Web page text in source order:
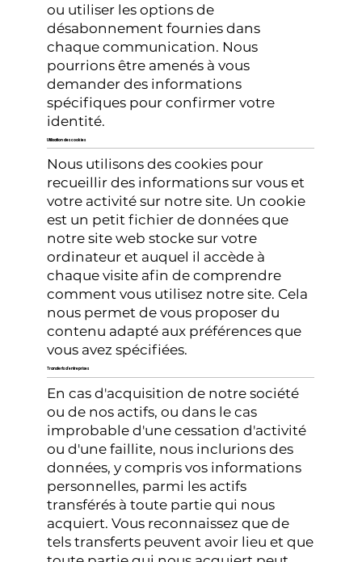
ou utiliser les options de
désabonnement fournies dans
chaque communication. Nous
pourrions être amenés à vous
demander des informations
spécifiques pour confirmer votre
identité.
Utilisation des cookies
Nous utilisons des cookies pour
recueillir des informations sur vous et
votre activité sur notre site. Un cookie
est un petit fichier de données que
notre site web stocke sur votre
ordinateur et auquel il accède à
chaque visite afin de comprendre
comment vous utilisez notre site. Cela
nous permet de vous proposer du
contenu adapté aux préférences que
vous avez spécifiées.
Transferts d'entreprises
En cas d'acquisition de notre société
ou de nos actifs, ou dans le cas
improbable d'une cessation d'activité
ou d'une faillite, nous inclurions des
données, y compris vos informations
personnelles, parmi les actifs
transférés à toute partie qui nous
acquiert. Vous reconnaissez que de
tels transferts peuvent avoir lieu et que